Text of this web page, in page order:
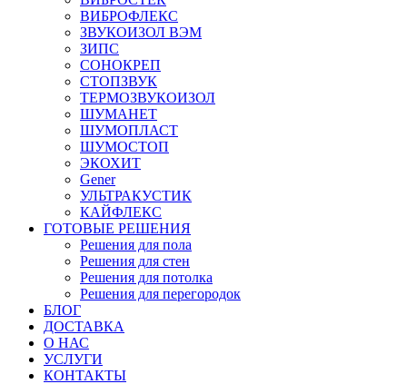
ВИБРОФЛЕКС
ЗВУКОИЗОЛ ВЭМ
ЗИПС
СОНОКРЕП
СТОПЗВУК
ТЕРМОЗВУКОИЗОЛ
ШУМАНЕТ
ШУМОПЛАСТ
ШУМОСТОП
ЭКОХИТ
Gener
УЛЬТРАКУСТИК
КАЙФЛЕКС
ГОТОВЫЕ РЕШЕНИЯ
Решения для пола
Решения для стен
Решения для потолка
Решения для перегородок
БЛОГ
ДОСТАВКА
О НАС
УСЛУГИ
КОНТАКТЫ